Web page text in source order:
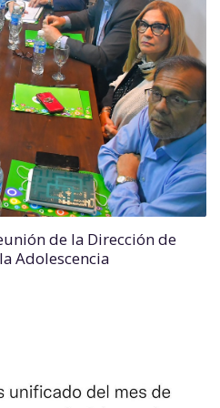
de la Dirección de
Adolescencia